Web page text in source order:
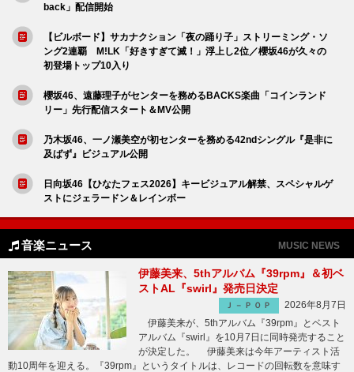
back」配信開始
【ビルボード】サカナクション「夜の踊り子」ストリーミング・ソ
ング2連覇 M!LK「好きすぎて滅！」浮上し2位／櫻坂46が久々の
初登場トップ10入り
櫻坂46、遠藤理子がセンターを務めるBACKS楽曲「コインランド
リー」先行配信スタート＆MV公開
乃木坂46、一ノ瀬美空が初センターを務める42ndシングル『是非に
及ばず』ビジュアル公開
日向坂46【ひなたフェス2026】キービジュアル解禁、スペシャルゲ
ストにジェラードン＆レインボー
音楽ニュース MUSIC NEWS
伊藤美来、5thアルバム『39rpm』＆初ベ
ストAL『swirl』発売日決定
Ｊ－ＰＯＰ
2026年8月7日
伊藤美来が、5thアルバム『39rpm』とベスト
アルバム『swirl』を10月7日に同時発売すること
が決定した。 伊藤美来は今年アーティスト活
動10周年を迎える。『39rpm』というタイトルは、レコードの回転数を意味す